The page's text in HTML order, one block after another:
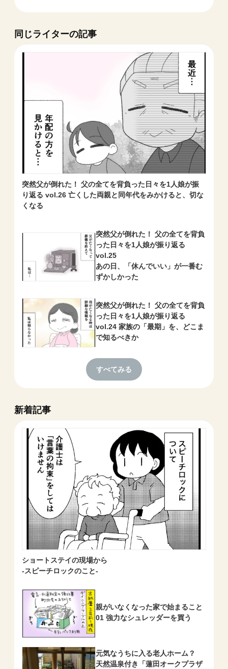
同じライターの記事
突然父が倒れた！ 父の全てを背負った日々を1人娘が振
り返る vol.26 亡くした両親と同年代をみかけると、切な
くなる
突然父が倒れた！ 父の全てを背負
った日々を1人娘が振り返る
vol.25
あの日、「休んでいい」が一番む
ずかしかった
突然父が倒れた！ 父の全てを背負
った日々を1人娘が振り返る
vol.24 家族の「最期」を、どこま
で知るべきか
すべてみる
新着記事
ショートステイの現場から
-スピーチロックのこと-
親がいなくなった家で始まること
01 強力なシュレッダーを買う
元気なうちに入る老人ホーム？
天然温泉付き「蓮田オークプラザ